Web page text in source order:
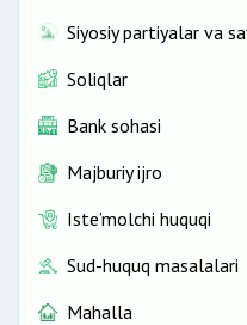
Siyosiy partiyalar va
Soliqlar
Bank sohasi
Majburiy ijro
Iste’molchi huquqi
Sud-huquq masalalari
Mahalla